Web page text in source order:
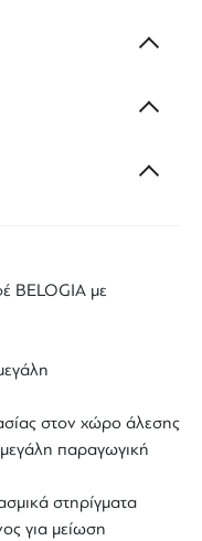
BELOGIA με
στον χώρο άλεσης
παραγωγική
στηρίγματα
για μείωση